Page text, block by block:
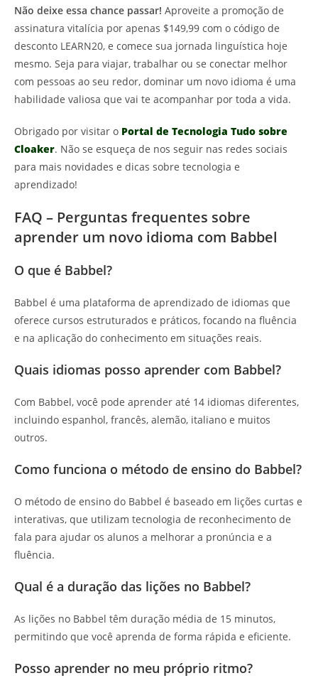
Não deixe essa chance passar! Aproveite a promoção de
assinatura vitalícia por apenas $149,99 com o código de
desconto LEARN20, e comece sua jornada linguística hoje
mesmo. Seja para viajar, trabalhar ou se conectar melhor
com pessoas ao seu redor, dominar um novo idioma é uma
habilidade valiosa que vai te acompanhar por toda a vida.
Obrigado por visitar o Portal de Tecnologia Tudo sobre
Cloaker. Não se esqueça de nos seguir nas redes sociais
para mais novidades e dicas sobre tecnologia e
aprendizado!
FAQ – Perguntas frequentes sobre
aprender um novo idioma com Babbel
O que é Babbel?
Babbel é uma plataforma de aprendizado de idiomas que
oferece cursos estruturados e práticos, focando na fluência
e na aplicação do conhecimento em situações reais.
Quais idiomas posso aprender com Babbel?
Com Babbel, você pode aprender até 14 idiomas diferentes,
incluindo espanhol, francês, alemão, italiano e muitos
outros.
Como funciona o método de ensino do Babbel?
O método de ensino do Babbel é baseado em lições curtas e
interativas, que utilizam tecnologia de reconhecimento de
fala para ajudar os alunos a melhorar a pronúncia e a
fluência.
Qual é a duração das lições no Babbel?
As lições no Babbel têm duração média de 15 minutos,
permitindo que você aprenda de forma rápida e eficiente.
Posso aprender no meu próprio ritmo?